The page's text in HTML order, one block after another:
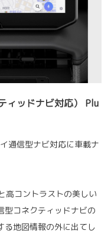
ィッドナビ対応） Plu
通信型ナビ対応に車載ナ
高コントラストの美しい
型コネクティッドナビの
る地図情報の外に出てし